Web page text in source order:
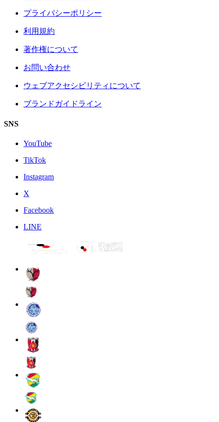
プライバシーポリシー
利用規約
著作権について
お問い合わせ
ウェブアクセシビリティについて
ブランドガイドライン
SNS
YouTube
TikTok
Instagram
X
Facebook
LINE